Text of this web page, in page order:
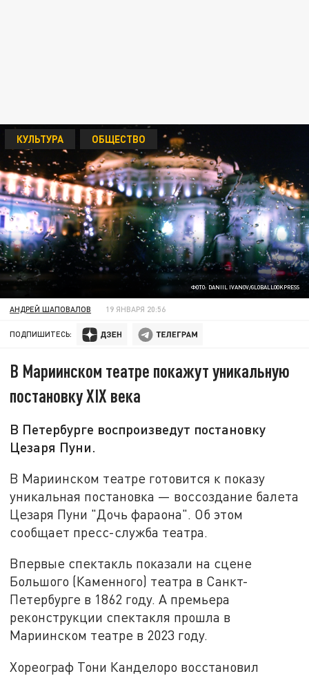
ФОТО: DANIIL IVANOV/GLOBALLOOKPRESS
КУЛЬТУРА ОБЩЕСТВО
АНДРЕЙ ШАПОВАЛОВ 19 ЯНВАРЯ 20:56
ПОДПИШИТЕСЬ:
В Мариинском театре покажут уникальную
постановку XIX века
В Петербурге воспроизведут постановку
Цезаря Пуни.
В Мариинском театре готовится к показу
уникальная постановка — воссоздание балета
Цезаря Пуни "Дочь фараона". Об этом
сообщает пресс-служба театра.
Впервые спектакль показали на сцене
Большого (Каменного) театра в Санкт-
Петербурге в 1862 году. А премьера
реконструкции спектакля прошла в
Мариинском театре в 2023 году.
Хореограф Тони Канделоро восстановил